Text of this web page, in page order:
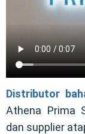
Distributor
Athena Prima
dan supplier